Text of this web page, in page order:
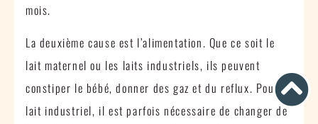
mois.
La deuxième cause est l’alimentation. Que ce soit le
lait maternel ou les laits industriels, ils peuvent
constiper le bébé, donner des gaz et du reflux. Pour le
lait industriel, il est parfois nécessaire de changer de